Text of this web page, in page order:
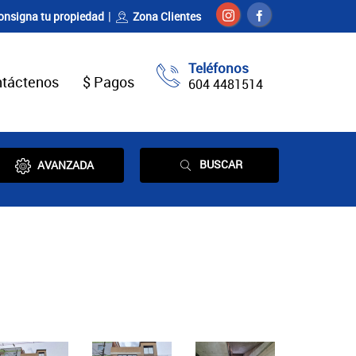
tu propiedad Zona Clientes
Teléfonos
604 4481514
$ Pagos
AVANZADA BUSCAR